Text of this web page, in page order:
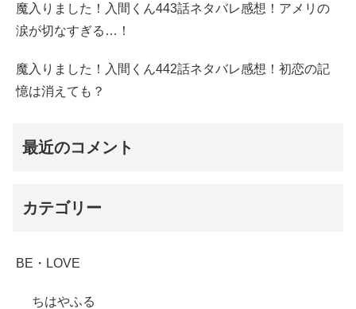
魔入りました！入間くん443話ネタバレ感想！アメリの
涙が切なすぎる…！
魔入りました！入間くん442話ネタバレ感想！初恋の記
憶は消えても？
最近のコメント
カテゴリー
BE・LOVE
ちはやふる